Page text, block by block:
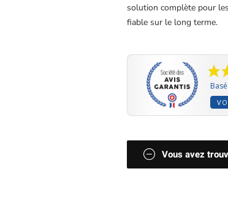
solution complète pour
fiable sur le long terme.
Vous avez